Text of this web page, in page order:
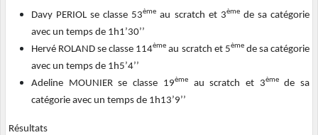
Davy PERIOL se classe 53ème au scratch et 3èmede sa catégorie
avec un temps de 1h1’30’’
Hervé ROLAND se classe 114ème au scratch et 5èmede sa catégorie
avec un temps de 1h5’4’’
Adeline MOUNIER se classe 19èmeau scratch et 3èmede sa
catégorie avec un temps de 1h13’9’’
Résultats